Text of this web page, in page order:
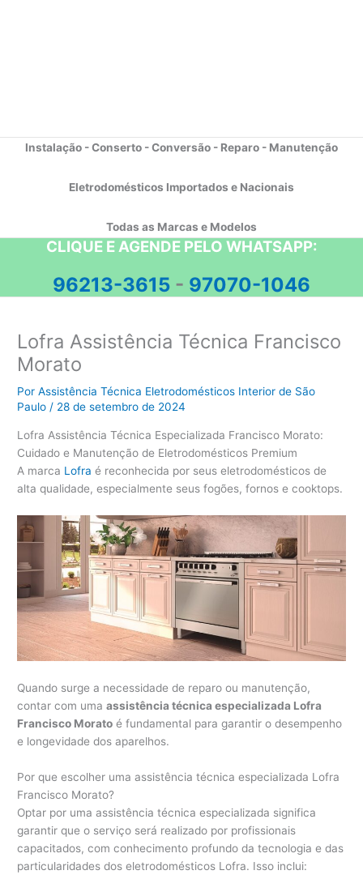
Instalação - Conserto - Conversão - Reparo - Manutenção
Eletrodomésticos Importados e Nacionais
Todas as Marcas e Modelos
CLIQUE E AGENDE PELO WHATSAPP:
96213-3615 - 97070-1046
Lofra Assistência Técnica Francisco
Morato
PorAssistência Técnica Eletrodomésticos Interior de São
Paulo / 28 de setembro de 2024
Lofra Assistência Técnica Especializada Francisco Morato:
Cuidado e Manutenção de Eletrodomésticos Premium
A marca Lofra é reconhecida por seus eletrodomésticos de
alta qualidade, especialmente seus fogões, fornos e cooktops.
Quando surge a necessidade de reparo ou manutenção,
contar com umaassistência técnica especializada Lofra
Francisco Morato é fundamental para garantir o desempenho
e longevidade dos aparelhos.
Por que escolher uma assistência técnica especializada Lofra
Francisco Morato?
Optar por uma assistência técnica especializada significa
garantir que o serviço será realizado por profissionais
capacitados, com conhecimento profundo da tecnologia e das
particularidades dos eletrodomésticos Lofra. Isso inclui: